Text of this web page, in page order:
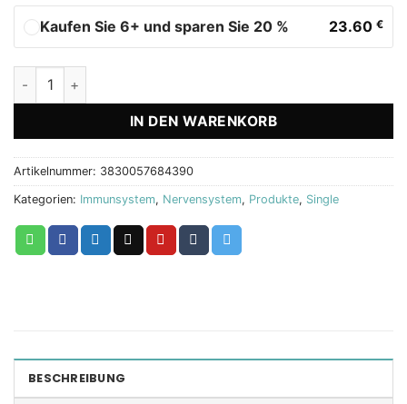
Kaufen Sie 6+ und sparen Sie 20 % 23.60 €
Crystal Vision Biostile Menge
IN DEN WARENKORB
Artikelnummer: 3830057684390
Kategorien: Immunsystem, Nervensystem, Produkte, Single
BESCHREIBUNG